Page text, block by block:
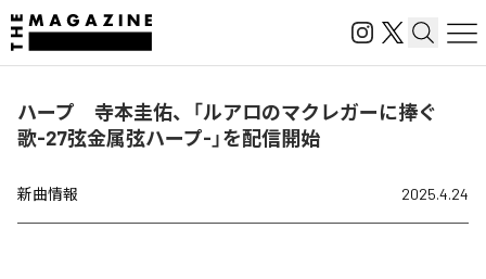
ハープ 寺本圭佑、「ルアロのマクレガーに捧ぐ
歌-27弦金属弦ハープ-」を配信開始
新曲情報 2025.4.24